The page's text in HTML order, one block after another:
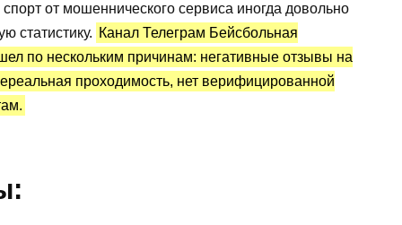
- БИТА: статистика и отзывы
от мошеннического сервиса иногда довольно
статистику. Канал Телеграм Бейсбольная
по нескольким причинам: негативные отзывы на
проходимость, нет верифицированной